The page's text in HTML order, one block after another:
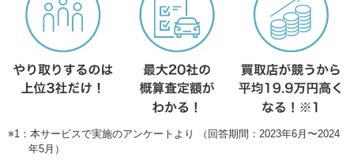
※1：本サービスで実施のアンケートより （回答期間：2023年6月〜2024
年5月）